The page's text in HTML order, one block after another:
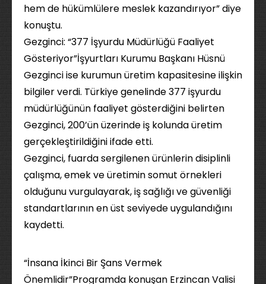
hem de hükümlülere meslek kazandırıyor” diye
konuştu.
Gezginci: “377 İşyurdu Müdürlüğü Faaliyet
Gösteriyor”İşyurtları Kurumu Başkanı Hüsnü
Gezginci ise kurumun üretim kapasitesine ilişkin
bilgiler verdi. Türkiye genelinde 377 işyurdu
müdürlüğünün faaliyet gösterdiğini belirten
Gezginci, 200’ün üzerinde iş kolunda üretim
gerçekleştirildiğini ifade etti.
Gezginci, fuarda sergilenen ürünlerin disiplinli
çalışma, emek ve üretimin somut örnekleri
olduğunu vurgulayarak, iş sağlığı ve güvenliği
standartlarının en üst seviyede uygulandığını
kaydetti.
“İnsana İkinci Bir Şans Vermek
Önemlidir”Programda konuşan Erzincan Valisi